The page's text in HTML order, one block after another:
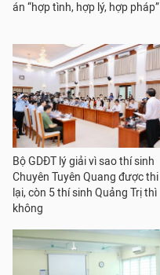
án “hợp tình, hợp lý, hợp pháp”
Bộ GDĐT lý giải vì sao thí sinh
Chuyên Tuyên Quang được thi
lại, còn 5 thí sinh Quảng Trị thì
không